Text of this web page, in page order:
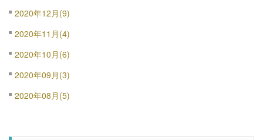
2020年12月(9)
2020年11月(4)
2020年10月(6)
2020年09月(3)
2020年08月(5)